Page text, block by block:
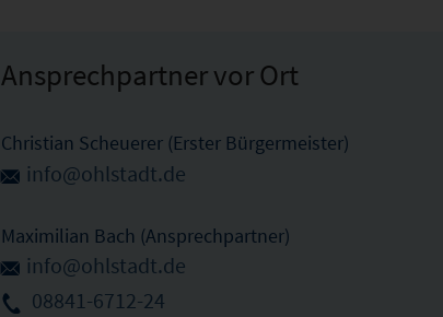
Ansprechpartner vor Ort
Christian Scheuerer (Erster Bürgermeister)
info@ohlstadt.de
Maximilian Bach (Ansprechpartner)
info@ohlstadt.de
08841-6712-24